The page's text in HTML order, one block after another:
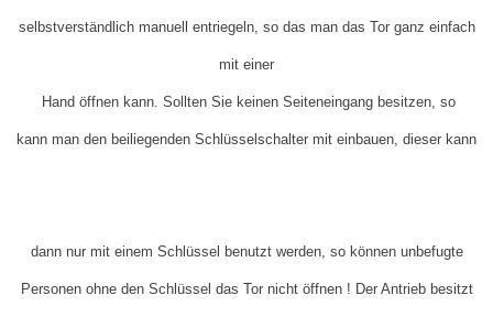
selbstverständlich manuell entriegeln, so das man das Tor ganz einfach
mit einer
Hand öffnen kann. Sollten Sie keinen Seiteneingang besitzen, so
kann man den beiliegenden Schlüsselschalter mit einbauen, dieser kann
dann nur mit einem Schlüssel benutzt werden, so können unbefugte
Personen ohne den Schlüssel das Tor nicht öffnen ! Der Antrieb besitzt